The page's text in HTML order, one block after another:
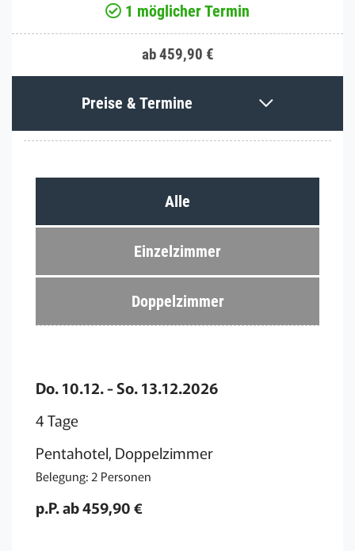
1 möglicher Termin
ab 459,90 €
Preise & Termine
Alle
Einzelzimmer
Doppelzimmer
Do. 10.12. - So. 13.12.2026
4 Tage
Pentahotel, Doppelzimmer
Belegung: 2 Personen
p.P. ab 459,90 €